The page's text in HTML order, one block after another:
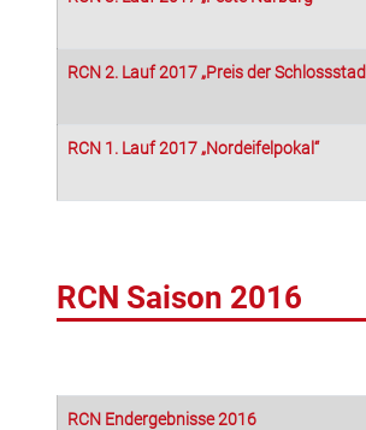
RCN 2. Lauf 2017 „Preis der
RCN 1. Lauf 2017 „Nordeifelpokal“
RCN Saison 2016
RCN Endergebnisse 2016